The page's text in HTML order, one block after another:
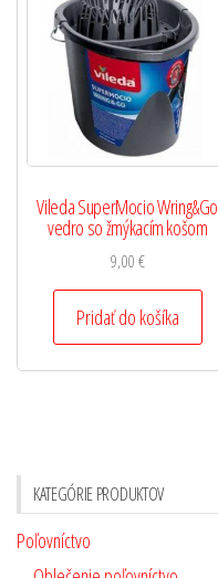
Vileda SuperMocio Wring&Go
vedro so žmýkacím košom
9,00€
Pridať do košíka
KATEGÓRIE PRODUKTOV
Poľovníctvo